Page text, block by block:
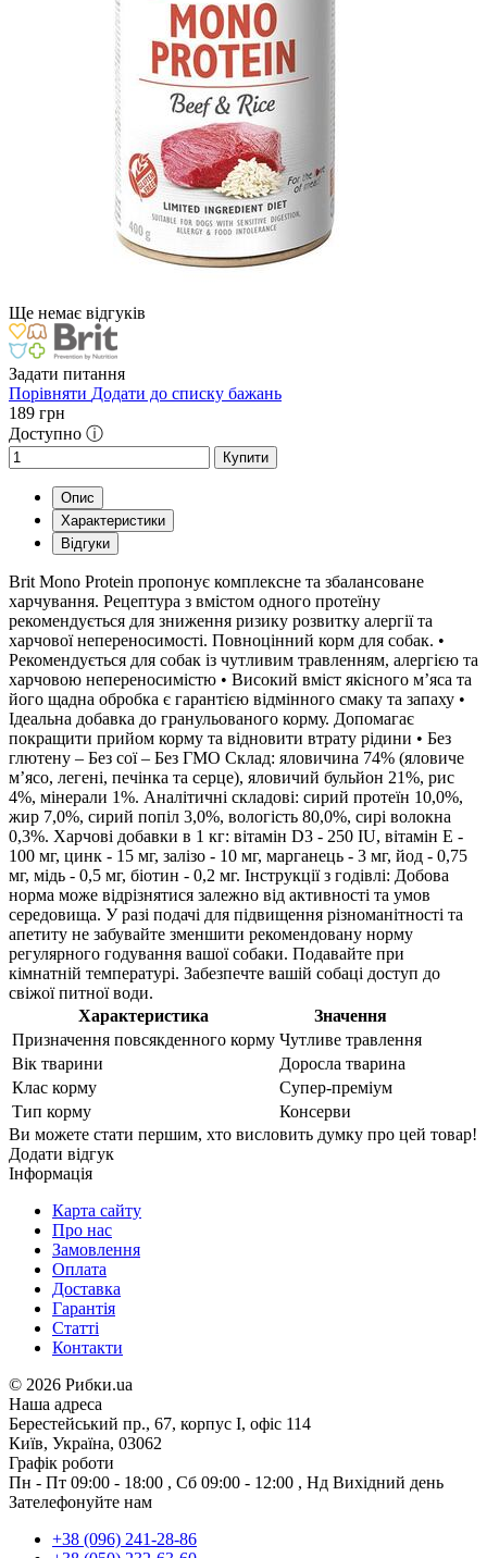
Ще немає відгуків
Задати питання
Порівняти Додати до списку бажань
189 грн
Доступно ⓘ
Купити
Опис
Характеристики
Відгуки
Brit Mono Protein пропонує комплексне та збалансоване
харчування. Рецептура з вмістом одного протеїну
рекомендується для зниження ризику розвитку алергії та
харчової непереносимості. Повноцінний корм для собак. •
Рекомендується для собак із чутливим травленням, алергією та
харчовою непереносимістю • Високий вміст якісного м’яса та
його щадна обробка є гарантією відмінного смаку та запаху •
Ідеальна добавка до гранульованого корму. Допомагає
покращити прийом корму та відновити втрату рідини • Без
глютену – Без сої – Без ГМО Склад: яловичина 74% (яловиче
м’ясо, легені, печінка та серце), яловичий бульйон 21%, рис
4%, мінерали 1%. Аналітичні складові: сирий протеїн 10,0%,
жир 7,0%, сирий попіл 3,0%, вологість 80,0%, сирі волокна
0,3%. Харчові добавки в 1 кг: вітамін D3 - 250 IU, вітамін E -
100 мг, цинк - 15 мг, залізо - 10 мг, марганець - 3 мг, йод - 0,75
мг, мідь - 0,5 мг, біотин - 0,2 мг. Інструкції з годівлі: Добова
норма може відрізнятися залежно від активності та умов
середовища. У разі подачі для підвищення різноманітності та
апетиту не забувайте зменшити рекомендовану норму
регулярного годування вашої собаки. Подавайте при
кімнатній температурі. Забезпечте вашій собаці доступ до
свіжої питної води.
Характеристика
Значення
Призначення повсякденного корму Чутливе травлення
Вік тварини
Доросла тварина
Клас корму
Супер-преміум
Тип корму
Консерви
Ви можете стати першим, хто висловить думку про цей товар!
Додати відгук
Інформація
Карта сайту
Про нас
Замовлення
Оплата
Доставка
Гарантія
Статті
Контакти
© 2026 Рибки.ua
Наша адреса
Берестейський пр., 67, корпус І, офіс 114
Київ, Україна, 03062
Графік роботи
Пн - Пт 09:00 - 18:00 , Сб 09:00 - 12:00 , Нд Вихідний день
Зателефонуйте нам
+38 (096) 241-28-86